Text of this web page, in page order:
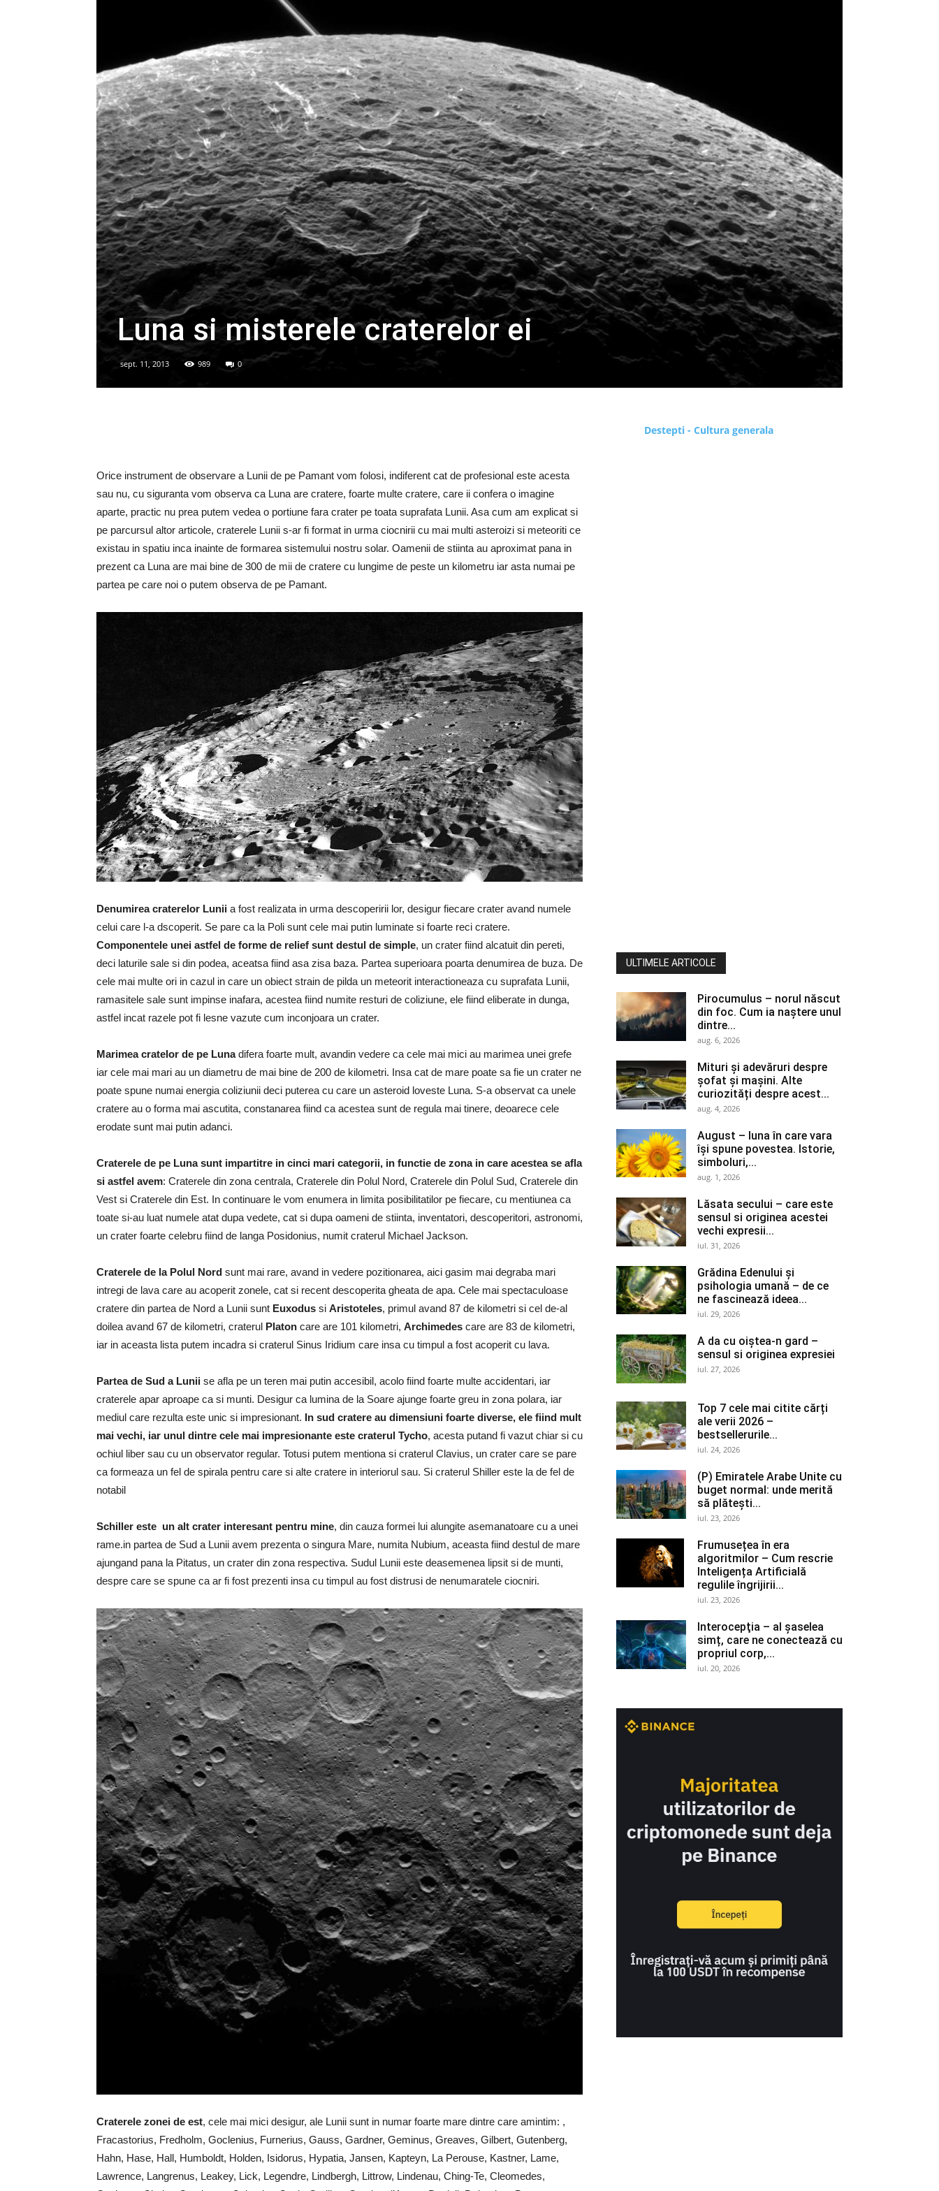
Luna si misterele craterelor ei
sept. 11, 2013 989 0
Orice instrument de observare a Lunii de pe Pamant vom folosi, indiferent cat de profesional este acesta
sau nu, cu siguranta vom observa ca Luna are cratere, foarte multe cratere, care ii confera o imagine
aparte, practic nu prea putem vedea o portiune fara crater pe toata suprafata Lunii. Asa cum am explicat si
pe parcursul altor articole, craterele Lunii s-ar fi format in urma ciocnirii cu mai multi asteroizi si meteoriti ce
existau in spatiu inca inainte de formarea sistemului nostru solar. Oamenii de stiinta au aproximat pana in
prezent ca Luna are mai bine de 300 de mii de cratere cu lungime de peste un kilometru iar asta numai pe
partea pe care noi o putem observa de pe Pamant.
Denumirea craterelor Lunii a fost realizata in urma descoperirii lor, desigur fiecare crater avand numele
celui care l-a dscoperit. Se pare ca la Poli sunt cele mai putin luminate si foarte reci cratere.
Componentele unei astfel de forme de relief sunt destul de simple, un crater fiind alcatuit din pereti,
deci laturile sale si din podea, aceatsa fiind asa zisa baza. Partea superioara poarta denumirea de buza. De
cele mai multe ori in cazul in care un obiect strain de pilda un meteorit interactioneaza cu suprafata Lunii,
ramasitele sale sunt impinse inafara, acestea fiind numite resturi de coliziune, ele fiind eliberate in dunga,
astfel incat razele pot fi lesne vazute cum inconjoara un crater.
Marimea cratelor de pe Lunadifera foarte mult, avandin vedere ca cele mai mici au marimea unei grefe
iar cele mai mari au un diametru de mai bine de 200 de kilometri. Insa cat de mare poate sa fie un crater ne
poate spune numai energia coliziunii deci puterea cu care un asteroid loveste Luna. S-a observat ca unele
cratere au o forma mai ascutita, constanarea fiind ca acestea sunt de regula mai tinere, deoarece cele
erodate sunt mai putin adanci.
Craterele de pe Luna sunt impartitre in cinci mari categorii, in functie de zona in care acestea se afla
si astfel avem: Craterele din zona centrala, Craterele din Polul Nord, Craterele din Polul Sud, Craterele din
Vest si Craterele din Est. In continuare le vom enumera in limita posibilitatilor pe fiecare, cu mentiunea ca
toate si-au luat numele atat dupa vedete, cat si dupa oameni de stiinta, inventatori, descoperitori, astronomi,
un crater foarte celebru fiind de langa Posidonius, numit craterul Michael Jackson.
Craterele de la Polul Nord sunt mai rare, avand in vedere pozitionarea, aici gasim mai degraba mari
intregi de lava care au acoperit zonele, cat si recent descoperita gheata de apa. Cele mai spectaculoase
cratere din partea de Nord a Lunii sunt Euxodus si Aristoteles, primul avand 87 de kilometri si cel de-al
doilea avand 67 de kilometri, craterul Platon care are 101 kilometri, Archimedes care are 83 de kilometri,
iar in aceasta lista putem incadra si craterul Sinus Iridium care insa cu timpul a fost acoperit cu lava.
Partea de Sud a Lunii se afla pe un teren mai putin accesibil, acolo fiind foarte multe accidentari, iar
craterele apar aproape ca si munti. Desigur ca lumina de la Soare ajunge foarte greu in zona polara, iar
mediul care rezulta este unic si impresionant. In sud cratere au dimensiuni foarte diverse, ele fiind mult
mai vechi, iar unul dintre cele mai impresionante este craterul Tycho, acesta putand fi vazut chiar si cu
ochiul liber sau cu un observator regular. Totusi putem mentiona si craterul Clavius, un crater care se pare
ca formeaza un fel de spirala pentru care si alte cratere in interiorul sau. Si craterul Shiller este la de fel de
notabil
Schiller este un alt crater interesant pentru mine, din cauza formei lui alungite asemanatoare cu a unei
rame.in partea de Sud a Lunii avem prezenta o singura Mare, numita Nubium, aceasta fiind destul de mare
ajungand pana la Pitatus, un crater din zona respectiva. Sudul Lunii este deasemenea lipsit si de munti,
despre care se spune ca ar fi fost prezenti insa cu timpul au fost distrusi de nenumaratele ciocniri.
Craterele zonei de est, cele mai mici desigur, ale Lunii sunt in numar foarte mare dintre care amintim: ,
Fracastorius, Fredholm, Goclenius, Furnerius, Gauss, Gardner, Geminus, Greaves, Gilbert, Gutenberg,
Hahn, Hase, Hall, Humboldt, Holden, Isidorus, Hypatia, Jansen, Kapteyn, La Perouse, Kastner, Lame,
Lawrence, Langrenus, Leakey, Lick, Legendre, Lindbergh, Littrow, Lindenau, Ching-Te, Cleomedes,
Destepti - Cultura generala
ULTIMELE ARTICOLE
Pirocumulus – norul născut
din foc. Cum ia naștere unul
dintre...
aug. 6, 2026
Mituri și adevăruri despre
șofat și mașini. Alte
curiozități despre acest...
aug. 4, 2026
August – luna în care vara
își spune povestea. Istorie,
simboluri,...
aug. 1, 2026
Lăsata secului – care este
sensul si originea acestei
vechi expresii...
iul. 31, 2026
Grădina Edenului și
psihologia umană – de ce
ne fascinează ideea...
iul. 29, 2026
A da cu oiștea-n gard –
sensul si originea expresiei
iul. 27, 2026
Top 7 cele mai citite cărți
ale verii 2026 –
bestsellerurile...
iul. 24, 2026
(P) Emiratele Arabe Unite cu
buget normal: unde merită
să plătești...
iul. 23, 2026
Frumusețea în era
algoritmilor – Cum rescrie
Inteligența Artificială
regulile îngrijirii...
iul. 23, 2026
Interocepţia – al șaselea
simț, care ne conectează cu
propriul corp,...
iul. 20, 2026